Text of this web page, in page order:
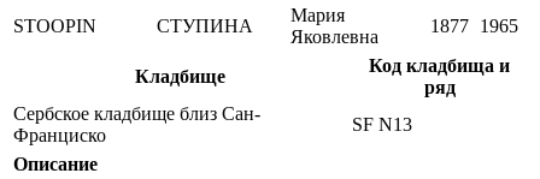
STOOPIN
СТУПИНА
Мария
Яковлевна
1877 1965
Кладбище
Код кладбища и
ряд
Сербское кладбище близ Сан-
Франциско
SF N13
Описание